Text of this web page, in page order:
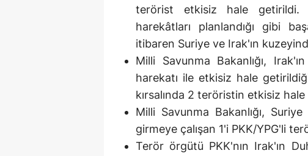
terörist etkisiz hale getirildi.
harekâtları planlandığı gibi
itibaren Suriye ve Irak'ın
Milli Savunma Bakanlığı,
harekatı ile etkisiz hale
kırsalında 2 teröristin etkisiz
Milli Savunma Bakanlığı,
girmeye çalışan 1'i PKK/YPG'li
Terör örgütü PKK'nın Irak'ın